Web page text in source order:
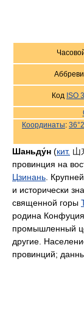
Код ISO
Координаты:
Шаньду́н (кит. 山
провинция на
Цзинань .
и исторически
священной горы
родина
промышленный
другие.
провинций;